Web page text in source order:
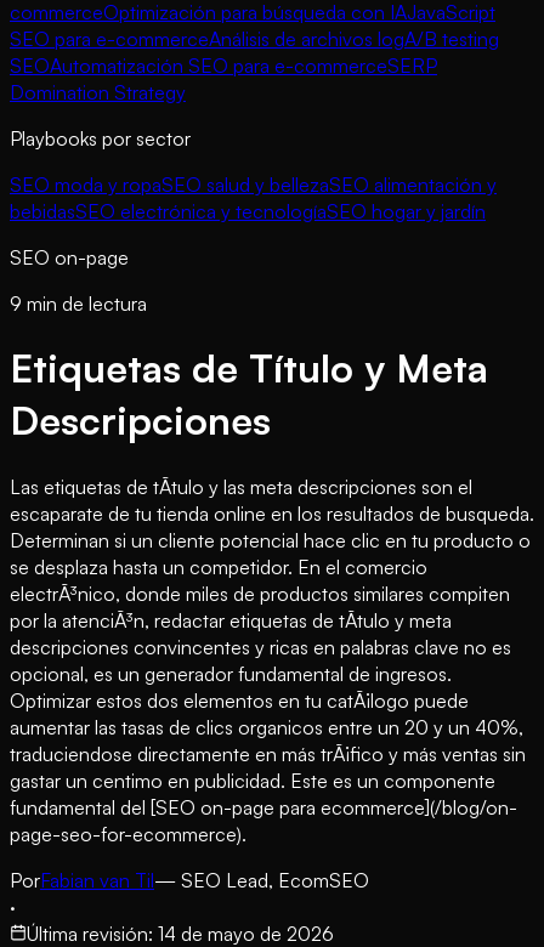
commerceOptimización para búsqueda con IAJavaScript
SEO para e-commerceAnálisis de archivos logA/B testing
SEOAutomatización SEO para e-commerceSERP
Domination Strategy
Playbooks por sector
SEO moda y ropaSEO salud y bellezaSEO alimentación y
bebidasSEO electrónica y tecnologíaSEO hogar y jardín
SEO on-page
9 min de lectura
Etiquetas de Título y Meta
Descripciones
Las etiquetas de tÃ­tulo y las meta descripciones son el
escaparate de tu tienda online en los resultados de busqueda.
Determinan si un cliente potencial hace clic en tu producto o
se desplaza hasta un competidor. En el comercio
electrÃ³nico, donde miles de productos similares compiten
por la atenciÃ³n, redactar etiquetas de tÃ­tulo y meta
descripciones convincentes y ricas en palabras clave no es
opcional, es un generador fundamental de ingresos.
Optimizar estos dos elementos en tu catÃ¡logo puede
aumentar las tasas de clics organicos entre un 20 y un 40%,
traduciendose directamente en más trÃ¡fico y más ventas sin
gastar un centimo en publicidad. Este es un componente
fundamental del [SEO on-page para ecommerce](/blog/on-
page-seo-for-ecommerce).
PorFabian van Til— SEO Lead, EcomSEO
·
Última revisión: 14 de mayo de 2026